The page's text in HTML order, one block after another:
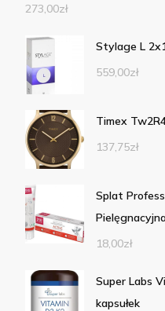
273,00zł
Stylage L
559,00zł
Timex
137,75zł
Splat
18,00zł
Super Labs
kapsułek